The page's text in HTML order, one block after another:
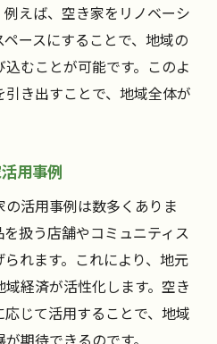
えば、空き家をリノベーシ
ースにすることで、地域の
むことが可能です。このよ
き出すことで、地域全体が
用事例
活用事例は数多くありま
扱う店舗やコミュニティス
れます。これにより、地元
経済が活性化します。空き
じて活用することで、地域
期待できるのです。